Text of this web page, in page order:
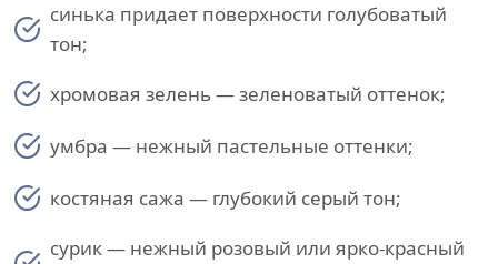
синька придает поверхности голубоватый
тон;
хромовая зелень — зеленоватый оттенок;
умбра — нежный пастельные оттенки;
костяная сажа — глубокий серый тон;
сурик — нежный розовый или ярко-красный